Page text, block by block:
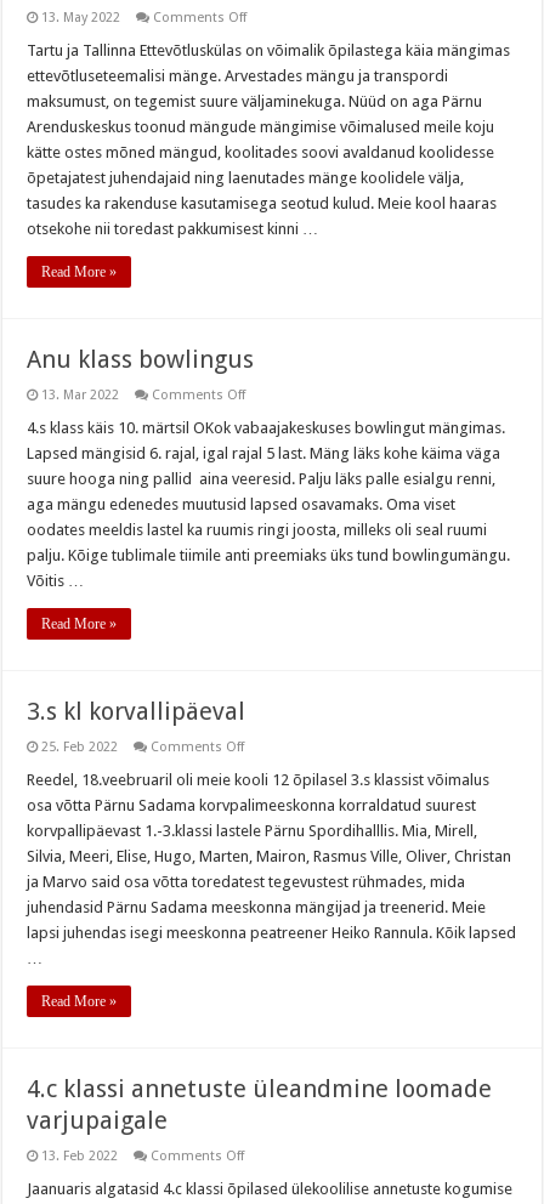
13. May 2022 Comments Offon
–
ja
ettevõtluse
baasteadmisi
õpetav
hariduslik
mäng
Tartu ja Tallinna Ettevõtluskülas on võimalik õpilastega käia mängimas
ettevõtluseteemalisi mänge. Arvestades mängu ja transpordi
maksumust, on tegemist suure väljaminekuga. Nüüd on aga Pärnu
Arenduskeskus toonud mängude mängimise võimalused meile koju
kätte ostes mõned mängud, koolitades soovi avaldanud koolidesse
õpetajatest juhendajaid ning laenutades mänge koolidele välja,
tasudes ka rakenduse kasutamisega seotud kulud. Meie kool haaras
otsekohe nii toredast pakkumisest kinni …
Read More »
Anu klass bowlingus
13. Mar 2022 Comments Offon
klass
bowlingus
4.s klass käis 10. märtsil OKok vabaajakeskuses bowlingut mängimas.
Lapsed mängisid 6. rajal, igal rajal 5 last. Mäng läks kohe käima väga
suure hooga ning pallid aina veeresid. Palju läks palle esialgu renni,
aga mängu edenedes muutusid lapsed osavamaks. Oma viset
oodates meeldis lastel ka ruumis ringi joosta, milleks oli seal ruumi
palju. Kõige tublimale tiimile anti preemiaks üks tund bowlingumängu.
Võitis …
Read More »
3.s kl korvallipäeval
25. Feb 2022 Comments Offon
kl
korvallipäeval
Reedel, 18.veebruaril oli meie kooli 12 õpilasel 3.s klassist võimalus
osa võtta Pärnu Sadama korvpalimeeskonna korraldatud suurest
korvpallipäevast 1.-3.klassi lastele Pärnu Spordihalllis. Mia, Mirell,
Silvia, Meeri, Elise, Hugo, Marten, Mairon, Rasmus Ville, Oliver, Christan
ja Marvo said osa võtta toredatest tegevustest rühmades, mida
juhendasid Pärnu Sadama meeskonna mängijad ja treenerid. Meie
lapsi juhendas isegi meeskonna peatreener Heiko Rannula. Kõik lapsed
…
Read More »
4.c klassi annetuste üleandmine loomade
varjupaigale
13. Feb 2022 Comments Offon
klassi
Jaanuaris algatasid 4.c klassi õpilased ülekoolilise annetuste kogumise